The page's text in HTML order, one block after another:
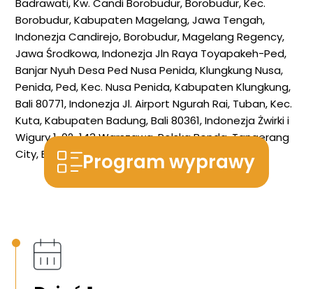
Badrawati, Kw. Candi Borobudur, Borobudur, Kec.
Borobudur, Kabupaten Magelang, Jawa Tengah,
IndonezjaCandirejo, Borobudur, Magelang Regency,
Jawa Środkowa, IndonezjaJln Raya Toyapakeh-Ped,
Banjar Nyuh Desa Ped Nusa Penida, Klungkung Nusa,
Penida, Ped, Kec. Nusa Penida, Kabupaten Klungkung,
Bali 80771, IndonezjaJl. Airport Ngurah Rai, Tuban, Kec.
Kuta, Kabupaten Badung, Bali 80361, IndonezjaŻwirki i
Wigury 1, 02-143 Warszawa, PolskaBenda, Tangerang
City, Banten, IndonezjaProgram wyprawy